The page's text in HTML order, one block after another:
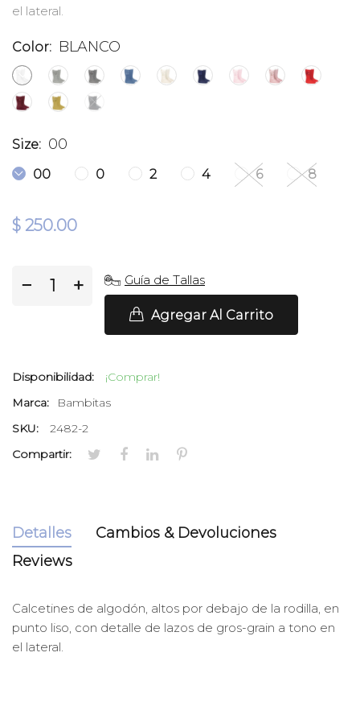
el lateral.
Color: BLANCO
Size: 00
00 0 2 4 6 8
$ 250.00
− + Guía de Tallas
Agregar Al Carrito
Disponibilidad:
¡Comprar!
Marca:
Bambitas
SKU:
2482-2
Compartir:
Detalles
Cambios & Devoluciones
Reviews
Calcetines de algodón, altos por debajo de la rodilla, en
punto liso, con detalle de lazos de gros-grain a tono en
el lateral.